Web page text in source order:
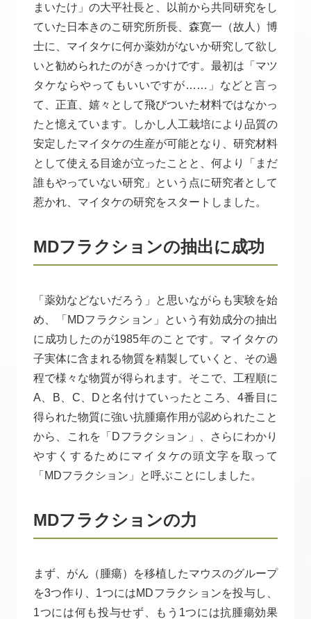
まいたけ」の大平社長と、以前から共同研究をし
ていた日本きのこ研究所所長、森寛一（故人）博
士に、マイタケに何か薬効がないか研究して欲し
いと勧められたのがきっかけです。最初は「マツ
タケならやってもいいですが……」などと言っ
て、正直、嬉々として飛びついた材料ではなかっ
たと憶えています。しかし人工栽培により品質の
安定したマイタケの生産が可能となり、研究材料
として使える目途が立ったことと、何より「まだ
誰もやっていない研究」という点に研究者として
惹かれ、マイタケの研究をスタートしました。
MDフラクションの抽出に成功
「薬効などないだろう」と思いながらも実験を始
め、「MDフラクション」という有効成分の抽出
に成功したのが1985年のことです。マイタケの
子実体に含まれる物質を精製していくと、その過
程で様々な物質が得られます。そこで、工程順に
A、B、C、Dと名付けていったところ、4番目に
得られた物質に強い抗腫瘍作用が認められたこと
から、これを「Dフラクション」、さらにわかり
やすくするためにマイタケの頭文字を取って
「MDフラクション」と呼ぶことにしました。
MDフラクションの力
まず、がん（腫瘍）を移植したマウスのグループ
を3つ作り、1つにはMDフラクションを投与し、
1つには何も投与せず、もう1つには抗腫瘍効果